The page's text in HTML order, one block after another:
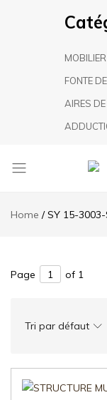
FONTE
AIRES DE
,
Home SY 15-
Page of 1
Tri par défaut